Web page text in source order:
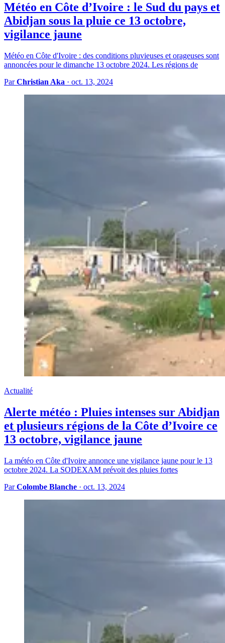
Météo en Côte d’Ivoire : le Sud du pays et
Abidjan sous la pluie ce 13 octobre,
vigilance jaune
Météo en Côte d'Ivoire : des conditions pluvieuses et orageuses sont
annoncées pour le dimanche 13 octobre 2024. Les régions de
ParChristian Aka · oct. 13, 2024
Actualité
Alerte météo : Pluies intenses sur Abidjan
et plusieurs régions de la Côte d’Ivoire ce
13 octobre, vigilance jaune
La météo en Côte d'Ivoire annonce une vigilance jaune pour le 13
octobre 2024. La SODEXAM prévoit des pluies fortes
ParColombe Blanche · oct. 13, 2024